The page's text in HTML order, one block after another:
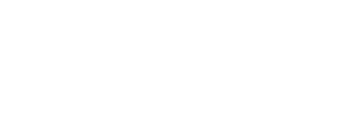
africaine de
des
douanière